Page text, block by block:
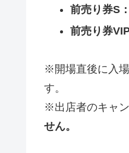
前売り券S：
前売り券VIP
※開場直後に入
す。
※出店者のキャ
せん。